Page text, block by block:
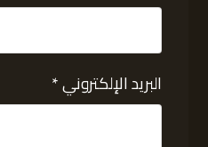
البريد الإلكتروني*